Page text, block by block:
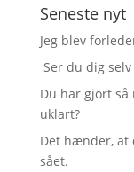
Seneste nyt
Jeg blev
Ser du dig
Du har gjort så
uklart?
Det hænder, at
sået.